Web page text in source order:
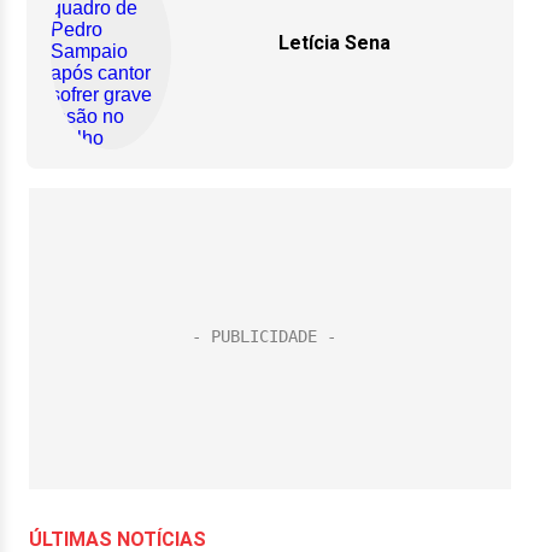
Letícia Sena